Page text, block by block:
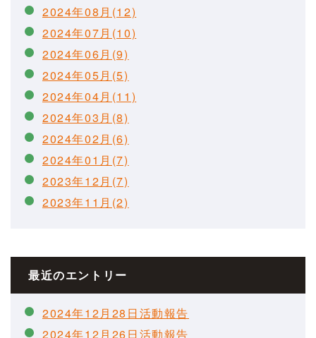
2024年08月(12)
2024年07月(10)
2024年06月(9)
2024年05月(5)
2024年04月(11)
2024年03月(8)
2024年02月(6)
2024年01月(7)
2023年12月(7)
2023年11月(2)
最近のエントリー
2024年12月28日活動報告
2024年12月26日活動報告